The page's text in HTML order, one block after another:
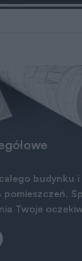
budynku i
Twoje